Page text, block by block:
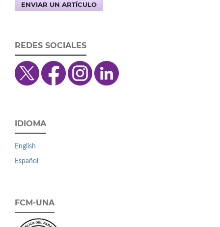
ENVIAR UN ARTÍCULO
REDES SOCIALES
IDIOMA
English
Español
FCM-UNA